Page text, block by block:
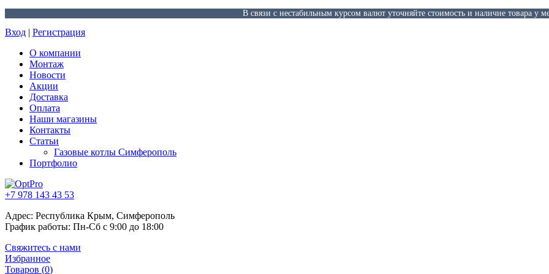
В связи с нестабильным курсом валют уточняйте стоимость и наличие товара у
Вход | Регистрация
О компании
Монтаж
Новости
Акции
Доставка
Оплата
Наши магазины
Контакты
Статьи
Газовые котлы Симферополь
Портфолио
+7 978 143 43 53
Адрес: Республика Крым, Симферополь
График работы: Пн-Сб с 9:00 до 18:00
Свяжитесь с нами
Избранное
Товаров (0)